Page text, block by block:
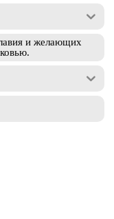
и желающих